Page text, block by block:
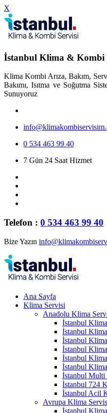
X
İstanbul Klima & Kombi
Klima Kombi Arıza, Bakım,
Bakımı, Isıtma ve Soğutma
Sunuyoruz
0 534 463 99 40
7 Gün 24 Saat Hizmet
Telefon : 0 534 463 99 40
Bize Yazın
Ana Sayfa
Klima Servisi
Anadolu Klima
İstanbul
İstanbul Klima
İstanbul
İstanbul
İstanbul
İstanbul
İstanbul Multi
İstanbul 724
İstanbul Acil
Avrupa Klima
İstanbul